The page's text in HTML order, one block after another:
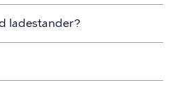
ladestander?